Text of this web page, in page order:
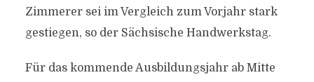
Zimmerer sei im Vergleich zum Vorjahr stark
gestiegen, so der Sächsische Handwerkstag.
Für das kommende Ausbildungsjahr ab Mitte